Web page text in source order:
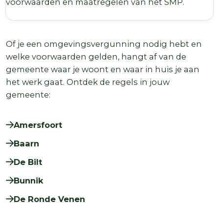
Of je een omgevingsvergunning nodig hebt en
welke voorwaarden gelden, hangt af van de
gemeente waar je woont en waar in huis je aan
het werk gaat. Ontdek de regels in jouw
gemeente:
Amersfoort
Baarn
De Bilt
Bunnik
De Ronde Venen